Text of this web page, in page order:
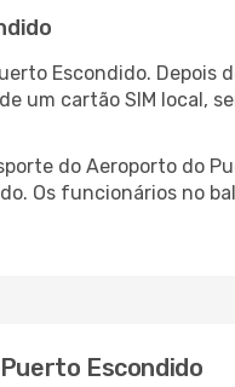
Escondido.
um cartão SIM local,
do Aeroporto do
Os funcionários no
Escondido